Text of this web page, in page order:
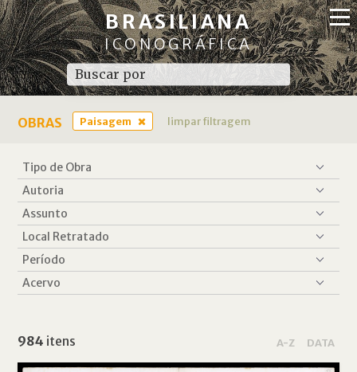
BRASILIANA
ICONOGRÁFICA
OBRAS Paisagem limpar filtragem
984 itens A-Z DATA